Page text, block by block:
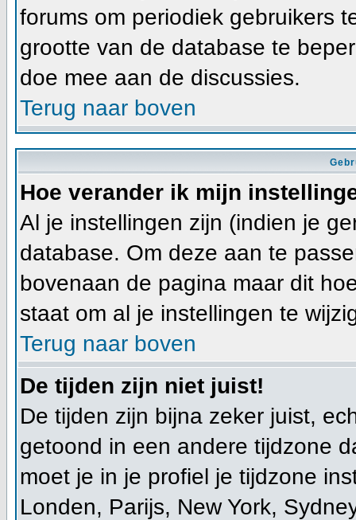
forums om periodiek gebruikers
grootte van de database te
doe mee aan de discussies.
Terug naar boven
Hoe verander ik mijn
Al je instellingen zijn (indien je
database. Om deze aan te
bovenaan de pagina maar dit
staat om al je instellingen te
Terug naar boven
De tijden zijn niet juist!
De tijden zijn bijna zeker juist,
getoond in een andere tijdzone
moet je in je profiel je tijdzone
Londen, Parijs, New York,